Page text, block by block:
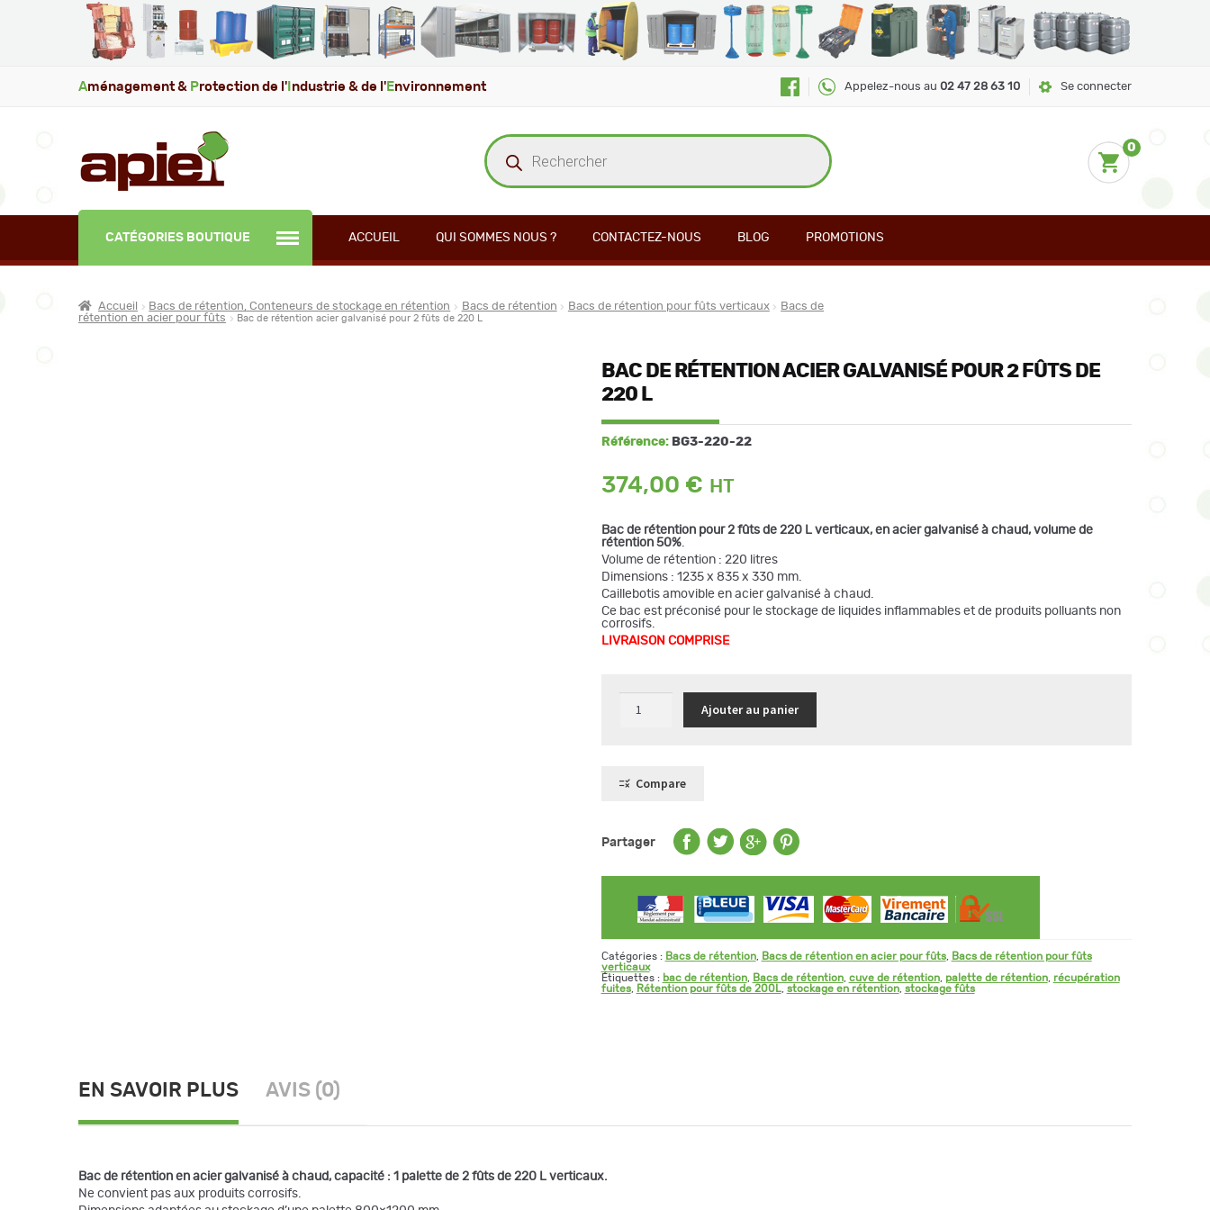
Aménagement & Protection de l' ndustrie & de l' Environnement Appelez-nous au 02 47 28 63 10 Se connecter
Recherche
de
produits
0
CATÉGORIES BOUTIQUE ACCUEIL QUI SOMMES NOUS ? CONTACTEZ-NOUS BLOG PROMOTIONS
Accueil Bacs de rétention, Conteneurs de stockage en rétention Bacs de rétention Bacs de rétention pour fûts verticaux
Bacs de
rétention en acier pour fûts
Bac de rétention acier galvanisé pour 2 fûts de 220 L
BAC DE RÉTENTION ACIER GALVANISÉ POUR 2 FÛTS DE
220 L
Référence: BG3-220-22
374,00 €
Bac de rétention pour 2 fûts de 220 L verticaux, en acier galvanisé à chaud, volume de
rétention 50%.
Volume de rétention : 220 litres
Dimensions : 1235 x 835 x 330 mm.
Caillebotis amovible en acier galvanisé à chaud.
Ce bac est préconisé pour le stockage de liquides inflammables et de produits polluants non
corrosifs.
LIVRAISON COMPRISE
quantité
pour
220
L
Ajouter au panier
Compare
Partager
Catégories : Bacs de rétention, Bacs de rétention en acier pour fûts, Bacs de rétention pour fûts
verticaux
Étiquettes : bac de rétention, Bacs de rétention, cuve de rétention, palette de rétention, récupération
fuites, Rétention pour fûts de 200L, stockage en rétention, stockage fûts
EN SAVOIR PLUS AVIS (0)
Bac de rétention en acier galvanisé à chaud, capacité : 1 palette de 2 fûts de 220 L verticaux.
Ne convient pas aux produits corrosifs.